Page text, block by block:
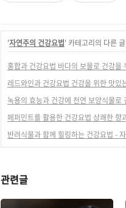
'자연주의 건강요법' 카테고리의 다른 글
홍합과 건강요법 바다의 보물로 건강을
레드와인과 건강요법 건강을 위한 맛있
녹용의 효능과 건강에 천연 보양식물로
페퍼민트를 활용한 건강요법 상쾌한
반려식물과 함께 힐링하는 건강요법 -
관련글